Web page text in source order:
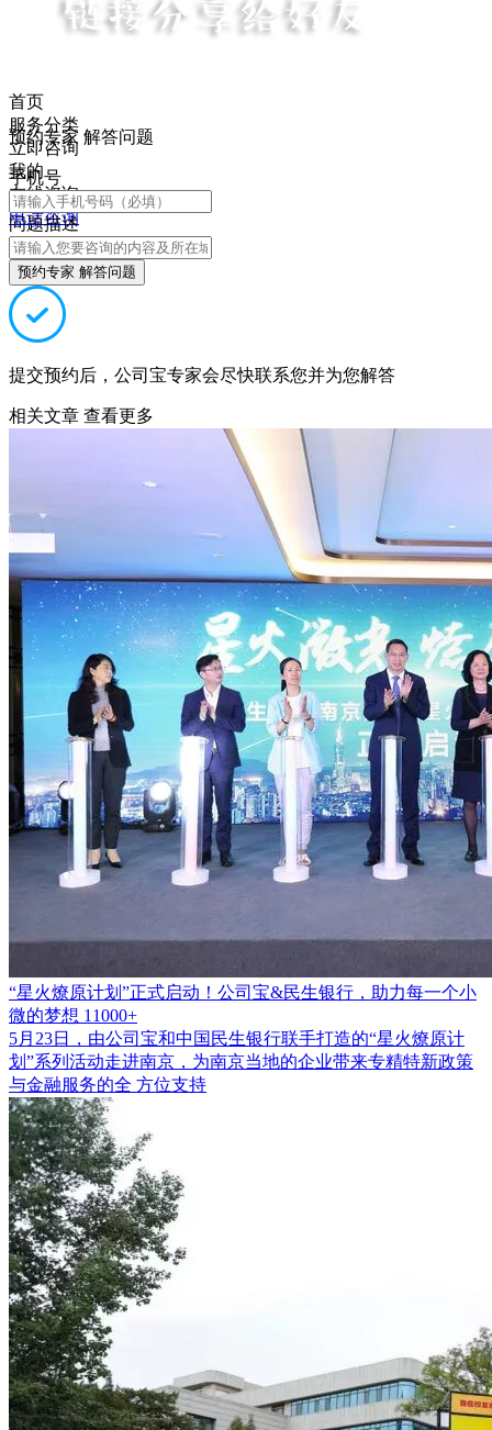
首页
服务分类
立即咨询
我的
在线咨询
电话咨询
预约专家 解答问题
手机号
问题描述
预约专家 解答问题
提交预约后，公司宝专家会尽快联系您并为您解答
相关文章 查看更多
“星火燎原计划”正式启动！公司宝&民生银行，助力每一个小
微的梦想 11000+
5月23日，由公司宝和中国民生银行联手打造的“星火燎原计
划”系列活动走进南京，为南京当地的企业带来专精特新政策
与金融服务的全 方位支持